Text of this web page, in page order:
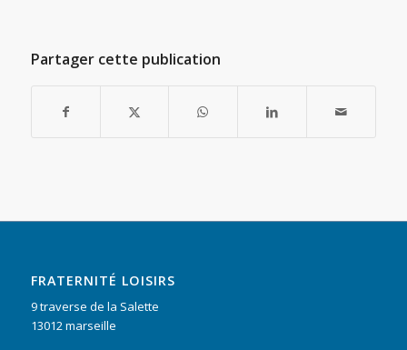
Partager cette publication
FRATERNITÉ LOISIRS
9 traverse de la Salette
13012 marseille